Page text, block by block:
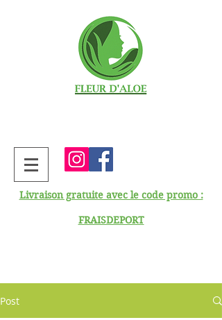
Livraison gratuite avec le code promo :
FRAISDEPORT
Post